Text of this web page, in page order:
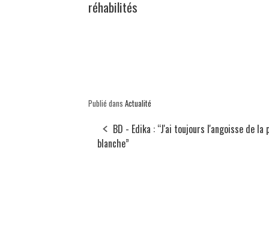
réhabilités
Publié dans Actualité
BD - Edika : “J'ai toujours l'angoisse de la
blanche”